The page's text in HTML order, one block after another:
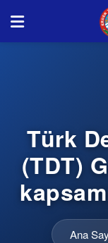
Türk
(TDT)
Ana